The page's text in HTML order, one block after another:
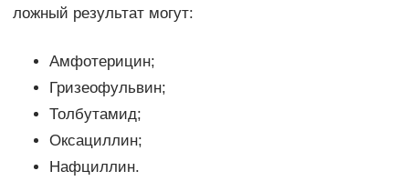
ложный результат могут:
Амфотерицин;
Гризеофульвин;
Толбутамид;
Оксациллин;
Нафциллин.